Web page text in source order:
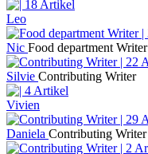
Leo
Nic Food department Writer
Silvie Contributing Writer
Vivien
Daniela Contributing Writer